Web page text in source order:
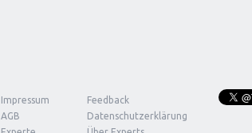
Impressum
Feedback
AGB
Datenschutzerklärung